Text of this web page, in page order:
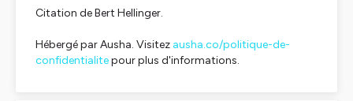
Citation de Bert Hellinger.
Hébergé par Ausha. Visitez ausha.co/politique-de-
confidentialitepour plus d'informations.